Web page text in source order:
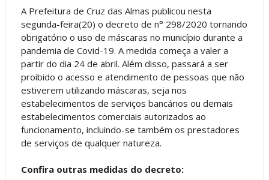
A Prefeitura de Cruz das Almas publicou nesta
segunda-feira(20) o decreto de n° 298/2020 tornando
obrigatório o uso de máscaras no município durante a
pandemia de Covid-19. A medida começa a valer a
partir do dia 24 de abril. Além disso, passará a ser
proibido o acesso e atendimento de pessoas que não
estiverem utilizando máscaras, seja nos
estabelecimentos de serviços bancários ou demais
estabelecimentos comerciais autorizados ao
funcionamento, incluindo-se também os prestadores
de serviços de qualquer natureza.
Confira outras medidas do decreto: